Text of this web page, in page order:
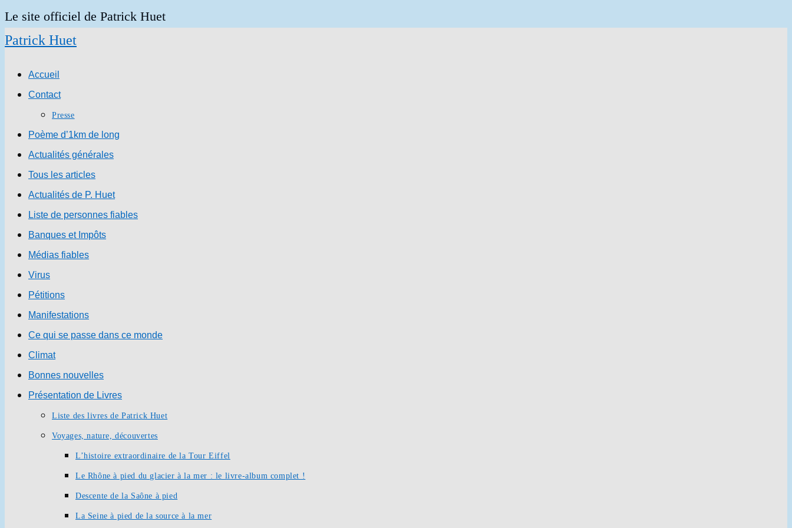
Skip
to
Le site officiel de Patrick Huet
Patrick Huet
Accueil
Contact
Presse
Poème d’1km de long
Actualités générales
Tous les articles
Actualités de P. Huet
Liste de personnes fiables
Banques et Impôts
Médias fiables
Virus
Pétitions
Manifestations
Ce qui se passe dans ce monde
Climat
Bonnes nouvelles
Présentation de Livres
Liste des livres de Patrick Huet
Voyages, nature, découvertes
L’histoire extraordinaire de la Tour Eiffel
Le Rhône à pied du glacier à la mer : le livre-album complet !
Descente de la Saône à pied
La Seine à pied de la source à la mer